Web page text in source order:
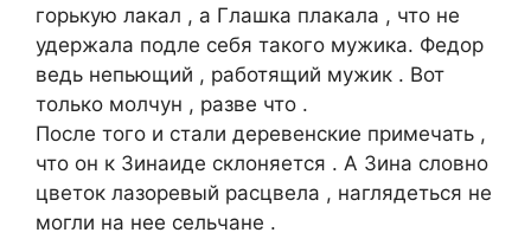
горькую лакал , а Глашка плакала , что не
удержала подле себя такого мужика. Федор
ведь непьющий , работящий мужик . Вот
только молчун , разве что .
После того и стали деревенские примечать ,
что он к Зинаиде склоняется . А Зина словно
цветок лазоревый расцвела , наглядеться не
могли на нее сельчане .